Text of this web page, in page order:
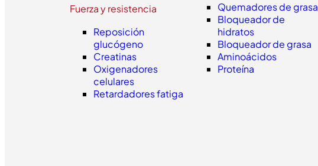
Fuerza y resistencia
Reposición
glucógeno
Creatinas
Oxigenadores
celulares
Retardadores fatiga
Quemadores de grasa
Bloqueador de
hidratos
Bloqueador de grasa
Aminoácidos
Proteína